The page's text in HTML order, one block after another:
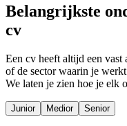
Belangrijkste
cv
Een cv heeft altijd een vast
of de sector waarin je
We laten je zien hoe je elk
Junior Medior Senior